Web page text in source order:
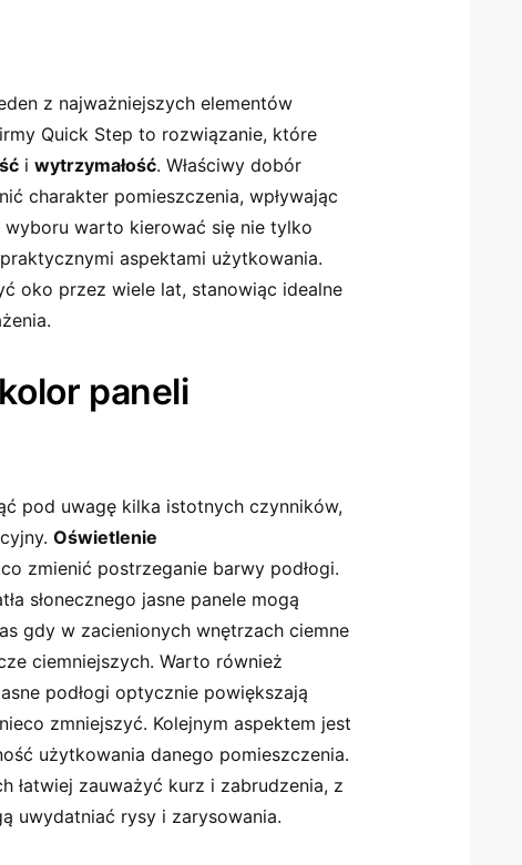
z najważniejszych elementów
Quick Step to rozwiązanie, które
i wytrzymałość. Właściwy dobór
charakter pomieszczenia, wpływając
warto kierować się nie tylko
aspektami użytkowania.
oko przez wiele lat, stanowiąc idealne
paneli
pod uwagę kilka istotnych czynników,
Oświetlenie
zmienić postrzeganie barwy podłogi.
słonecznego jasne panele mogą
gdy w zacienionych wnętrzach ciemne
ciemniejszych. Warto również
podłogi optycznie powiększają
zmniejszyć. Kolejnym aspektem jest
użytkowania danego pomieszczenia.
łatwiej zauważyć kurz i zabrudzenia, z
uwydatniać rysy i zarysowania.